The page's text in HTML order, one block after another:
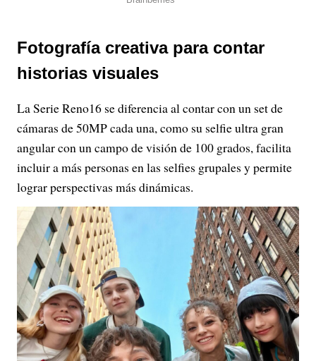
Fotografía creativa para contar
historias visuales
La Serie Reno16 se diferencia al contar con un set de
cámaras de 50MP cada una, como su selfie ultra gran
angular con un campo de visión de 100 grados, facilita
incluir a más personas en las selfies grupales y permite
lograr perspectivas más dinámicas.